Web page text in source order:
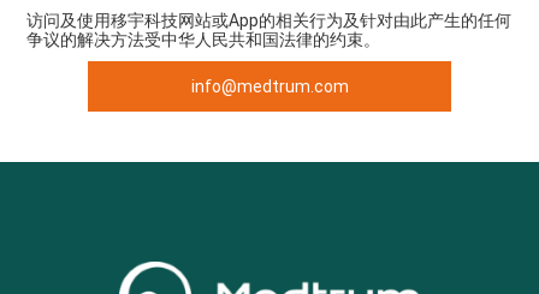
访问及使用移宇科技网站或App的相关行为及针对由此产生的任何
争议的解决方法受中华人民共和国法律的约束。
info@medtrum.com